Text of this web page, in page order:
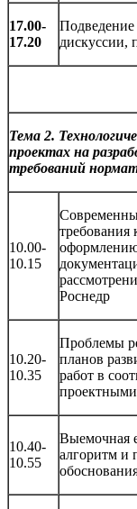
17.00-
17.20
Подведение
дискуссии,
Тема 2.
проектах на
требований
10.00-
10.15
требования
Роснедр
10.20-
10.35
Проблемы
планов
работ в
10.40-
10.55
Выемочная
алгоритм и